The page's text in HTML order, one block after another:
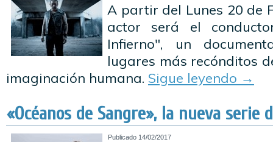
A partir del Lunes 20 de
actor será el
Infierno", un
lugares más recónditos
imaginación humana. Sigue leyendo →
«Océanos de Sangre», la nueva serie
Publicado 14/02/2017